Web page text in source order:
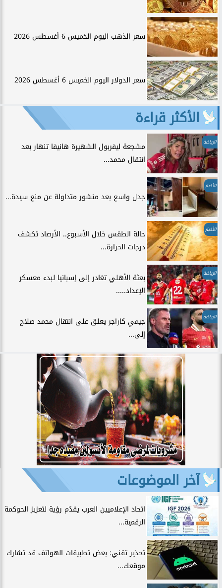
سعر الذهب اليوم الخميس 6 أغسطس 2026
سعر الدولار اليوم الخميس 6 أغسطس 2026
الأكثر قراءة
الرياضة
مشجعة ليفربول الشهيرة هانيفا تنهار بعد
انتقال محمد...
الأخبار
جدل واسع بعد منشور متداولة عن منع سيدة...
الأخبار
حالة الطقس خلال الأسبوع.. الأرصاد تكشف
درجات الحرارة...
الرياضة
بعثة الأهلي تغادر إلى إسبانيا لبدء معسكر
الإعداد.....
الرياضة
جيمي كاراجر يعلق على انتقال محمد صلاح
إلى...
آخر الموضوعات
اتحاد الإعلاميين العرب يقدّم رؤية لتعزيز الحوكمة
الرقمية...
تحذير تقني: بعض تطبيقات الهواتف قد تشارك
موقعك...